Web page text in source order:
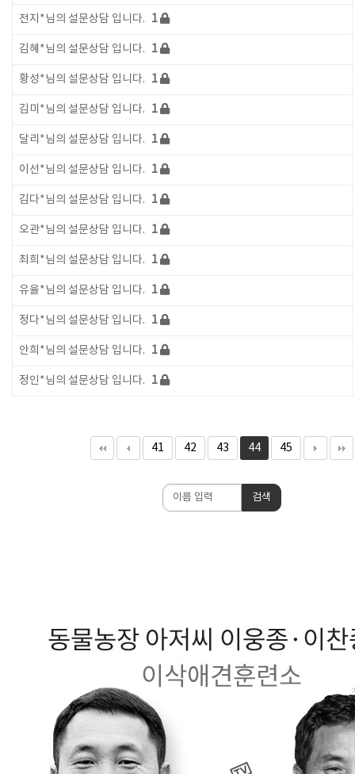
전지*님의 설문상담 입니다. 1
김혜*님의 설문상담 입니다. 1
황성*님의 설문상담 입니다. 1
김미*님의 설문상담 입니다. 1
달리*님의 설문상담 입니다. 1
이선*님의 설문상담 입니다. 1
김다*님의 설문상담 입니다. 1
오관*님의 설문상담 입니다. 1
최희*님의 설문상담 입니다. 1
유율*님의 설문상담 입니다. 1
정다*님의 설문상담 입니다. 1
안희*님의 설문상담 입니다. 1
정인*님의 설문상담 입니다. 1
41 42 43 44 45
색
검색